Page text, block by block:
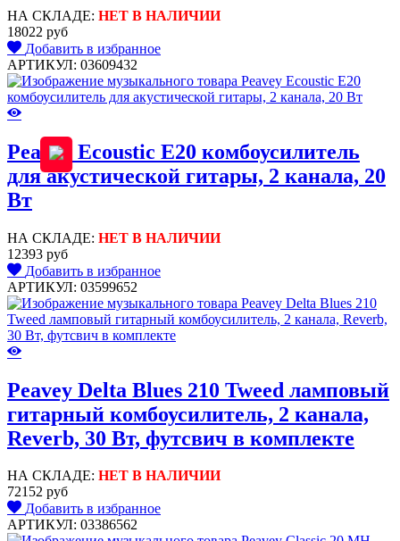
НА СКЛАДЕ: НЕТ В НАЛИЧИИ
18022 руб
Добавить в избранное
АРТИКУЛ: 03609432
Peavey Ecoustic E20 комбоусилитель
для акустической гитары, 2 канала, 20
Вт
НА СКЛАДЕ: НЕТ В НАЛИЧИИ
12393 руб
Добавить в избранное
АРТИКУЛ: 03599652
Peavey Delta Blues 210 Tweed ламповый
гитарный комбоусилитель, 2 канала,
Reverb, 30 Вт, футсвич в комплекте
НА СКЛАДЕ: НЕТ В НАЛИЧИИ
72152 руб
Добавить в избранное
АРТИКУЛ: 03386562